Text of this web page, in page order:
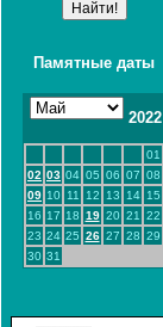
Памятные даты
2022
01
02 03 04 05 06 07 08
09 10 11 12 13 14 15
16 17 18 19 20 21
22
23 24 25 26 27 28 29
30 31